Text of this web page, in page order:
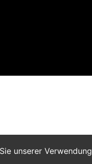
unserer Verwendung